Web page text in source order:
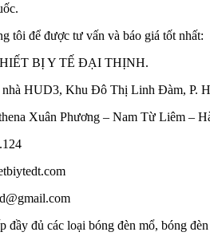
tôi để được tư vấn và báo giá tốt nhất:
BỊ Y TẾ ĐẠI THỊNH.
HUD3, Khu Đô Thị Linh Đàm, P.
Xuân Phương – Nam Từ Liêm –
đầy đủ các loại bóng đèn mổ, bóng